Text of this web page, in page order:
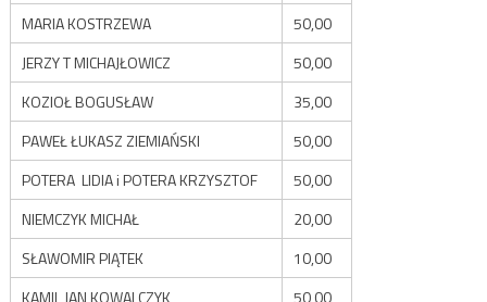
MARIA KOSTRZEWA
50,00
JERZY T MICHAJŁOWICZ
50,00
KOZIOŁ BOGUSŁAW
35,00
PAWEŁ ŁUKASZ ZIEMIAŃSKI
50,00
POTERA LIDIA i POTERA KRZYSZTOF
50,00
NIEMCZYK MICHAŁ
20,00
SŁAWOMIR PIĄTEK
10,00
KAMIL JAN KOWALCZYK
50,00